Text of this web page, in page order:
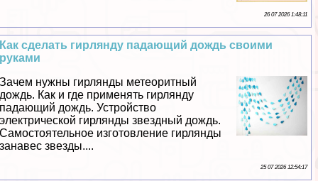
26 07 2026 1:48:11
Как сделать гирлянду падающий дождь своими
руками
Зачем нужны гирлянды метеоритный
дождь. Как и где применять гирлянду
падающий дождь. Устройство
электрической гирлянды звездный дождь.
Самостоятельное изготовление гирлянды
занавес звезды....
25 07 2026 12:54:17